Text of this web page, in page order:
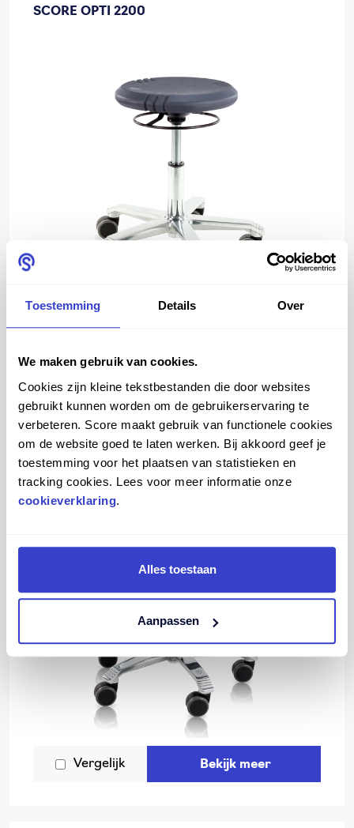
Toestemming Details Over
We maken gebruik van cookies.
Cookies zijn kleine tekstbestanden die door websites
gebruikt kunnen worden om de gebruikerservaring te
verbeteren. Score maakt gebruik van functionele cookies
om de website goed te laten werken. Bij akkoord geef je
toestemming voor het plaatsen van statistieken en
tracking cookies. Lees voor meer informatie onze
cookieverklaring.
Alles toestaan
Aanpassen
SCORE OPTI 2200
Vergelijk Bekijk meer